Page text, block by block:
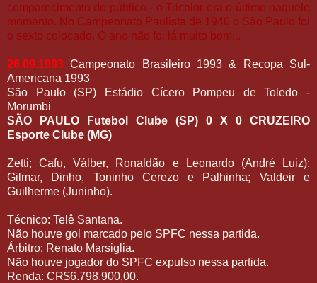
comparecimento do público - o Tricolor era o último naquele
momento. No Campeonato Paulista de 1940 o São Paulo foi
o sexto colocado. O ano não foi lá muito bom...
26.09.1993 Campeonato Brasileiro 1993 & Recopa Sul-
Americana 1993
São Paulo (SP) Estádio Cícero Pompeu de Toledo -
Morumbi
SÃO PAULO Futebol Clube (SP) 0 X 0 CRUZEIRO
Esporte Clube (MG)
Zetti; Cafu, Válber, Ronaldão e Leonardo (André Luiz);
Gilmar, Dinho, Toninho Cerezo e Palhinha; Valdeir e
Guilherme (Juninho).
Técnico: Telê Santana.
Não houve gol marcado pelo SPFC nessa partida.
Árbitro: Renato Marsiglia.
Não houve jogador do SPFC expulso nessa partida.
Renda: CR$6.798.900,00.